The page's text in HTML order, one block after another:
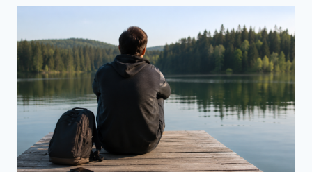
MOCNIEJ,
MYŚLISZ.
TO
NIE
TYLKO
SPACER,
ALE
RESET
DLA
PSYCHIKI